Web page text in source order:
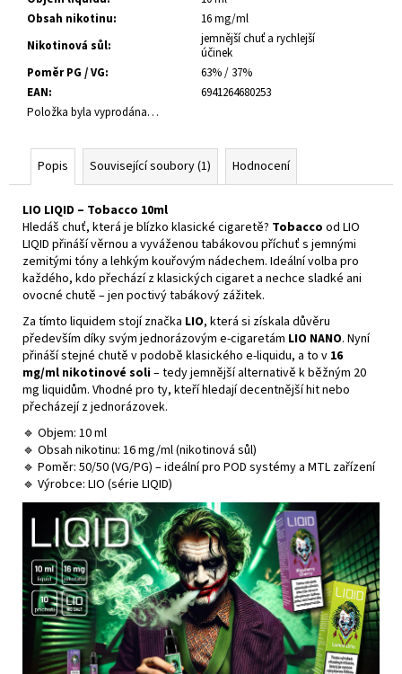
Obsah nikotinu:
16 mg/ml
Nikotinová sůl:
jemnější chuť a rychlejší
účinek
Poměr PG / VG:
63% / 37%
EAN:
6941264680253
Položka byla vyprodána…
Popis Související soubory (1) Hodnocení
LIO LIQID – Tobacco 10ml
Hledáš chuť, která je blízko klasické cigaretě? Tobacco od LIO
LIQID přináší věrnou a vyváženou tabákovou příchuť s jemnými
zemitými tóny a lehkým kouřovým nádechem. Ideální volba pro
každého, kdo přechází z klasických cigaret a nechce sladké ani
ovocné chutě – jen poctivý tabákový zážitek.
Za tímto liquidem stojí značka LIO, která si získala důvěru
především díky svým jednorázovým e-cigaretám LIO NANO. Nyní
přináší stejné chutě v podobě klasického e-liquidu, a to v 16
mg/ml nikotinové soli– tedy jemnější alternativě k běžným 20
mg liquidům. Vhodné pro ty, kteří hledají decentnější hit nebo
přecházejí z jednorázovek.
🔹 Objem: 10 ml
🔹 Obsah nikotinu: 16 mg/ml (nikotinová sůl)
🔹 Poměr: 50/50 (VG/PG) – ideální pro POD systémy a MTL zařízení
🔹 Výrobce: LIO (série LIQID)
E-
LIQUID
LIO
LIQID
TOBACCO
ML
MG
235
Kč